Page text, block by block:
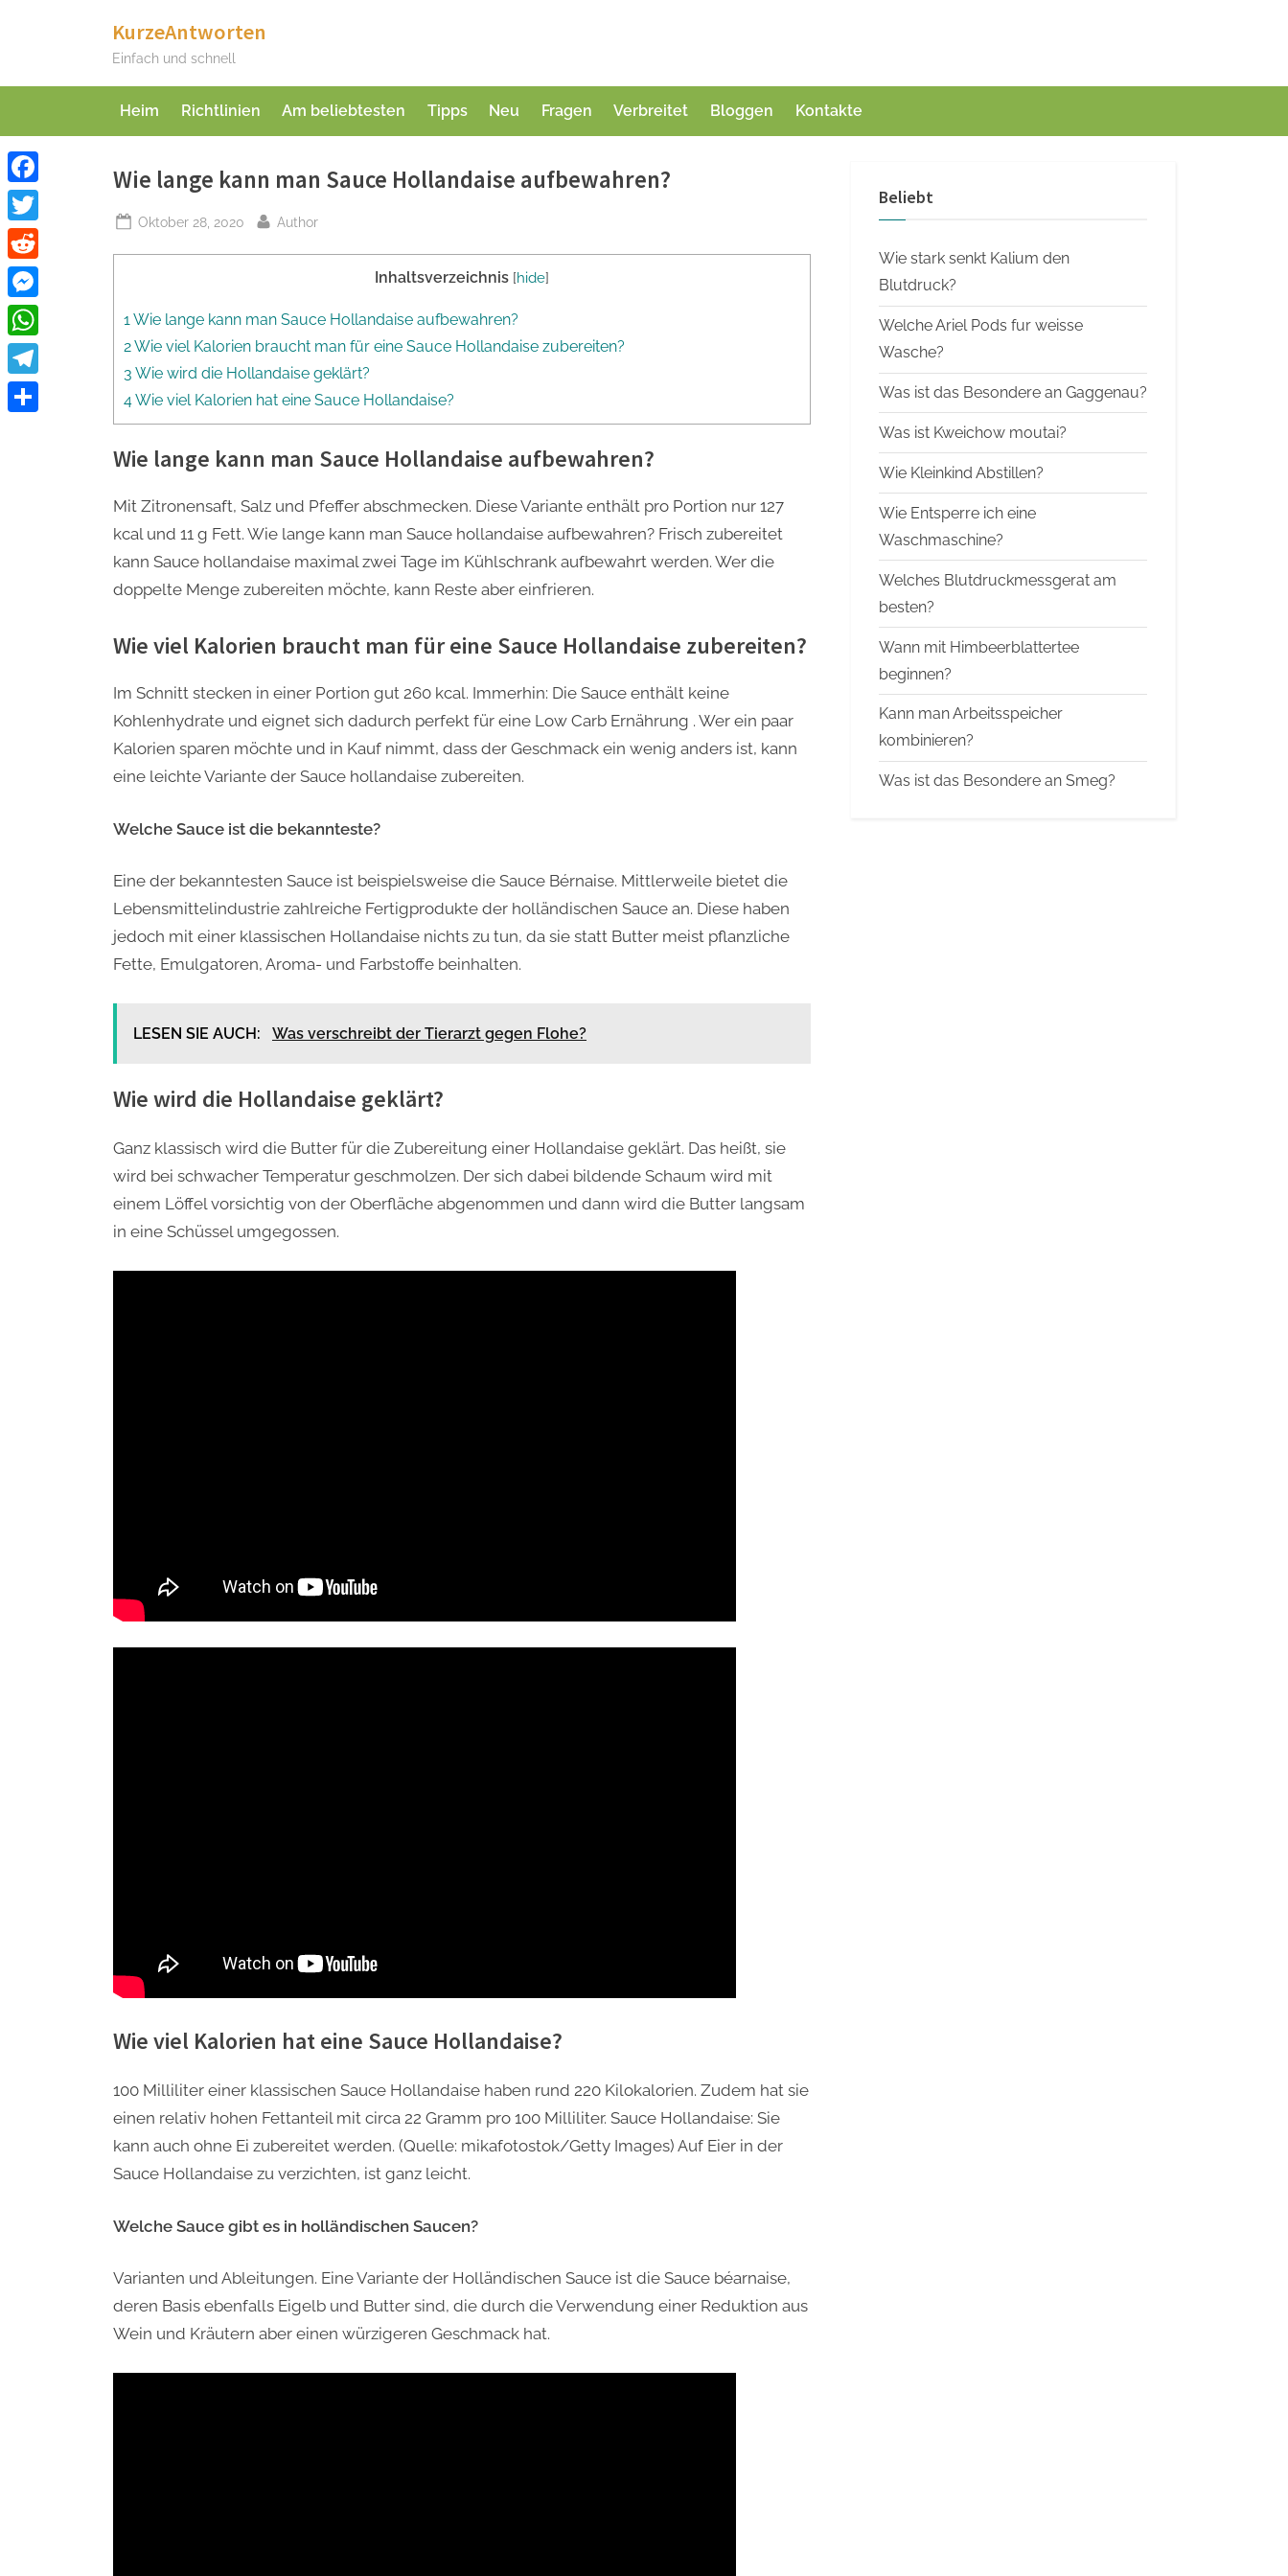
KurzeAntworten
Einfach und schnell
Heim Richtlinien Am beliebtesten Tipps Neu Fragen Verbreitet Bloggen Kontakte
Wie lange kann man Sauce Hollandaise aufbewahren?
Posted
Oktober 28, 2020 By
Author
Inhaltsverzeichnis [hide]
1 Wie lange kann man Sauce Hollandaise aufbewahren?
2 Wie viel Kalorien braucht man für eine Sauce Hollandaise zubereiten?
3 Wie wird die Hollandaise geklärt?
4 Wie viel Kalorien hat eine Sauce Hollandaise?
Wie lange kann man Sauce Hollandaise aufbewahren?
Mit Zitronensaft, Salz und Pfeffer abschmecken. Diese Variante enthält pro Portion nur 127
kcal und 11 g Fett. Wie lange kann man Sauce hollandaise aufbewahren? Frisch zubereitet
kann Sauce hollandaise maximal zwei Tage im Kühlschrank aufbewahrt werden. Wer die
doppelte Menge zubereiten möchte, kann Reste aber einfrieren.
Wie viel Kalorien braucht man für eine Sauce Hollandaise zubereiten?
Im Schnitt stecken in einer Portion gut 260 kcal. Immerhin: Die Sauce enthält keine
Kohlenhydrate und eignet sich dadurch perfekt für eine Low Carb Ernährung . Wer ein paar
Kalorien sparen möchte und in Kauf nimmt, dass der Geschmack ein wenig anders ist, kann
eine leichte Variante der Sauce hollandaise zubereiten.
Welche Sauce ist die bekannteste?
Eine der bekanntesten Sauce ist beispielsweise die Sauce Bérnaise. Mittlerweile bietet die
Lebensmittelindustrie zahlreiche Fertigprodukte der holländischen Sauce an. Diese haben
jedoch mit einer klassischen Hollandaise nichts zu tun, da sie statt Butter meist pflanzliche
Fette, Emulgatoren, Aroma- und Farbstoffe beinhalten.
LESEN SIE AUCH: Was verschreibt der Tierarzt gegen Flohe?
Wie wird die Hollandaise geklärt?
Ganz klassisch wird die Butter für die Zubereitung einer Hollandaise geklärt. Das heißt, sie
wird bei schwacher Temperatur geschmolzen. Der sich dabei bildende Schaum wird mit
einem Löffel vorsichtig von der Oberfläche abgenommen und dann wird die Butter langsam
in eine Schüssel umgegossen.
Wie viel Kalorien hat eine Sauce Hollandaise?
100 Milliliter einer klassischen Sauce Hollandaise haben rund 220 Kilokalorien. Zudem hat sie
einen relativ hohen Fettanteil mit circa 22 Gramm pro 100 Milliliter. Sauce Hollandaise: Sie
kann auch ohne Ei zubereitet werden. (Quelle: mikafotostok/Getty Images) Auf Eier in der
Sauce Hollandaise zu verzichten, ist ganz leicht.
Welche Sauce gibt es in holländischen Saucen?
Varianten und Ableitungen. Eine Variante der Holländischen Sauce ist die Sauce béarnaise,
deren Basis ebenfalls Eigelb und Butter sind, die durch die Verwendung einer Reduktion aus
Wein und Kräutern aber einen würzigeren Geschmack hat.
Beliebt
Wie stark senkt Kalium den
Blutdruck?
Welche Ariel Pods fur weisse
Wasche?
Was ist das Besondere an Gaggenau?
Was ist Kweichow moutai?
Wie Kleinkind Abstillen?
Wie Entsperre ich eine
Waschmaschine?
Welches Blutdruckmessgerat am
besten?
Wann mit Himbeerblattertee
beginnen?
Kann man Arbeitsspeicher
kombinieren?
Was ist das Besondere an Smeg?
Facebook
Twitter
Reddit
Messenger
WhatsApp
Telegram